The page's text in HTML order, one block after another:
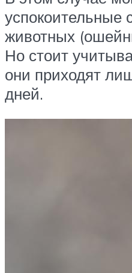
успокоительные
животных
Но стоит
они приходят
дней.